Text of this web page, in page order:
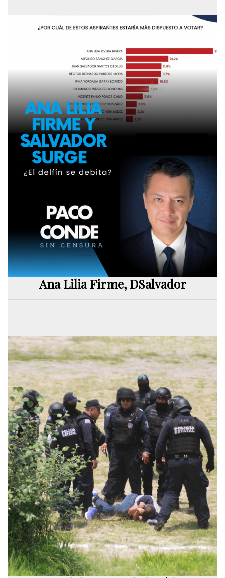
Ana Lilia Firme, DSalvador